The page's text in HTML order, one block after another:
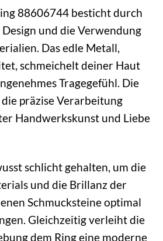
88606744 besticht durch
und die Verwendung
Das edle Metall,
schmeichelt deiner Haut
Tragegefühl. Die
präzise Verarbeitung
Handwerkskunst und Liebe
schlicht gehalten, um die
und die Brillanz der
Schmucksteine optimal
Gleichzeitig verleiht die
dem Ring eine moderne